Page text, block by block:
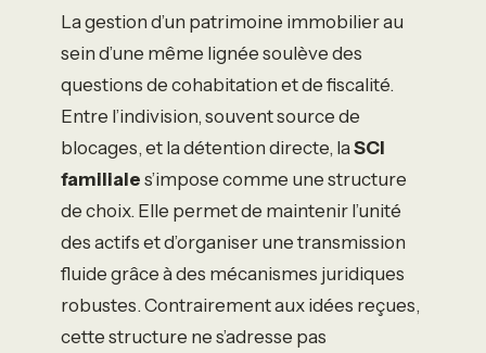
La gestion d’un patrimoine immobilier au
sein d’une même lignée soulève des
questions de cohabitation et de fiscalité.
Entre l’indivision, souvent source de
blocages, et la détention directe, la SCI
familiale s’impose comme une structure
de choix. Elle permet de maintenir l’unité
des actifs et d’organiser une transmission
fluide grâce à des mécanismes juridiques
robustes. Contrairement aux idées reçues,
cette structure ne s’adresse pas